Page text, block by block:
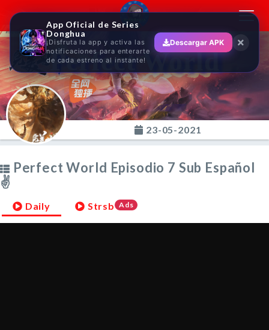
Perfect World
23-05-2021
Perfect World Episodio 7 Sub Español
✌
Daily Strsb Ads
App Oficial de Series
Donghua
¡Disfruta la app y activa las
notificaciones para enterarte
de cada estreno al instante!
Descargar APK